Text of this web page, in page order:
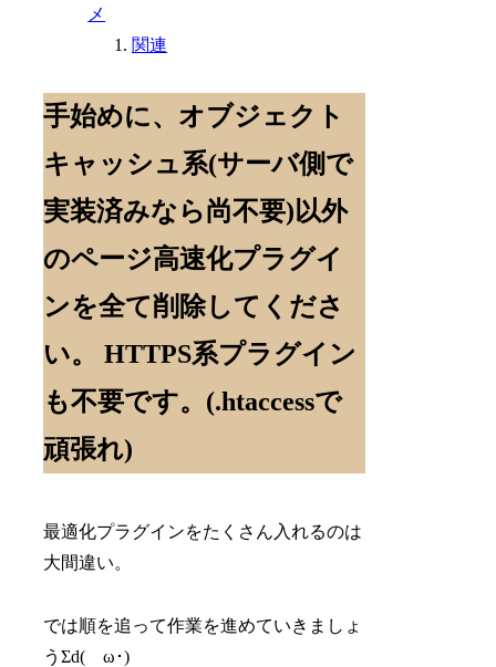
メ
関連
手始めに、オブジェクト
キャッシュ系(サーバ側で
実装済みなら尚不要)以外
のページ高速化プラグイ
ンを全て削除してくださ
い。 HTTPS系プラグイン
も不要です。(.htaccessで
頑張れ)
最適化プラグインをたくさん入れるのは
大間違い。
では順を追って作業を進めていきましょ
うΣd(ゝω･)